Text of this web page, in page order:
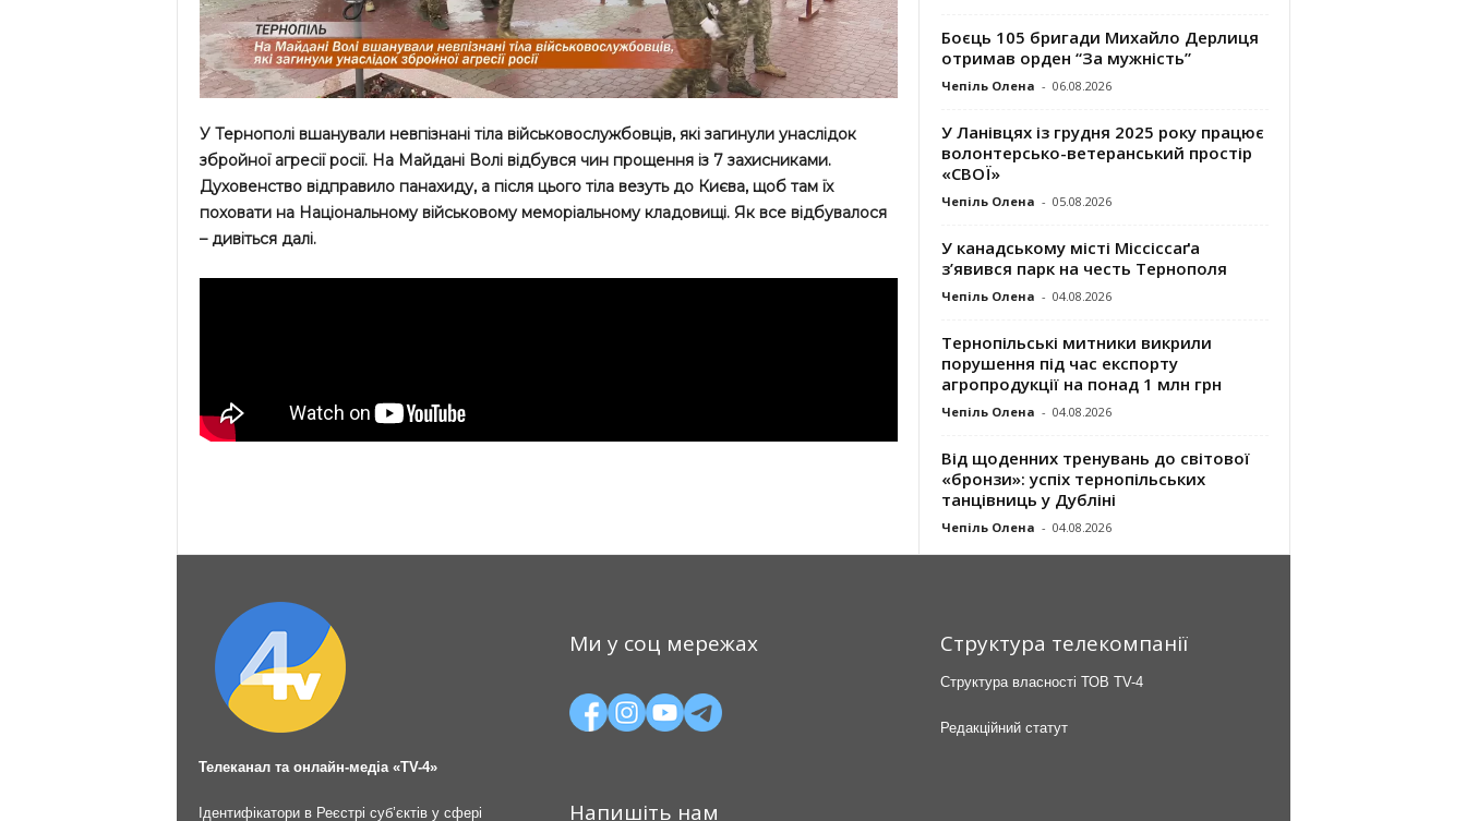
У Тернополі вшанували невпізнані тіла військовослужбовців, які загинули унаслідок
збройної агресії росії. На Майдані Волі відбувся чин прощення із 7 захисниками.
Духовенство відправило панахиду, а після цього тіла везуть до Києва, щоб там їх
поховати на Національному військовому меморіальному кладовищі. Як все відбувалося
– дивіться далі.
Боєць 105 бригади Михайло Дерлиця
отримав орден “За мужність”
Чепіль Олена - 06.08.2026
У Ланівцях із грудня 2025 року працює
волонтерсько-ветеранський простір
«СВОЇ»
Чепіль Олена - 05.08.2026
У канадському місті Міссіссаґа
з’явився парк на честь Тернополя
Чепіль Олена - 04.08.2026
Тернопільські митники викрили
порушення під час експорту
агропродукції на понад 1 млн грн
Чепіль Олена - 04.08.2026
Від щоденних тренувань до світової
«бронзи»: успіх тернопільських
танцівниць у Дубліні
Чепіль Олена - 04.08.2026
Телеканал та онлайн-медіа «TV-4»
Ідентифікатори в Реєстрі суб’єктів у сфері
Ми у соц мережах
Напишіть нам
Структура телекомпанії
Структура власності ТОВ TV-4
Редакційний статут